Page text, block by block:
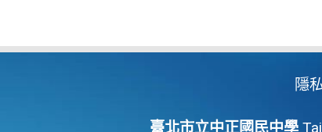
隱
臺北市立中正國民中學